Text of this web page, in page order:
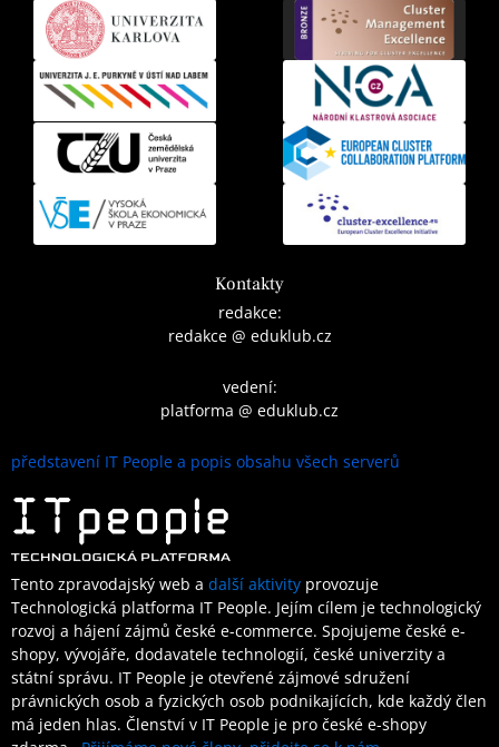
Kontakty
redakce:
redakce @ eduklub.cz
vedení:
platforma @ eduklub.cz
představení IT People a popis obsahu všech serverů
Tento zpravodajský web a další aktivity provozuje
Technologická platforma IT People. Jejím cílem je technologický
rozvoj a hájení zájmů české e-commerce. Spojujeme české e-
shopy, vývojáře, dodavatele technologií, české univerzity a
státní správu. IT People je otevřené zájmové sdružení
právnických osob a fyzických osob podnikajících, kde každý člen
má jeden hlas. Členství v IT People je pro české e-shopy